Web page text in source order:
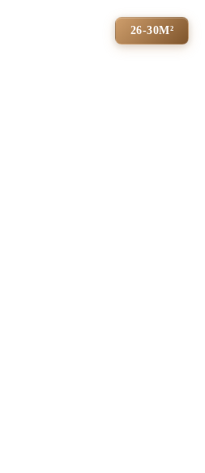
26-30М²